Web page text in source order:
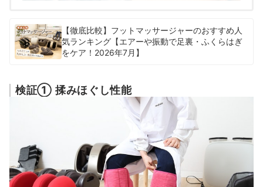
【徹底比較】フットマッサージャーのおすすめ人
気ランキング【エアーや振動で足裏・ふくらはぎ
をケア！2026年7月】
検証① 揉みほぐし性能